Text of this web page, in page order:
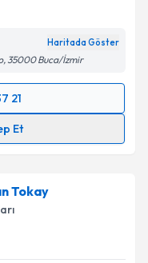
GönderHaritada Göster
35000 Buca/İzmir
21
Et
e-posta ile
Tokay